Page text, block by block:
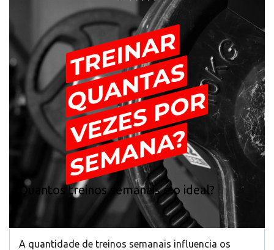
Quantos treinos semanais é o ideal?
A quantidade de treinos semanais influencia os